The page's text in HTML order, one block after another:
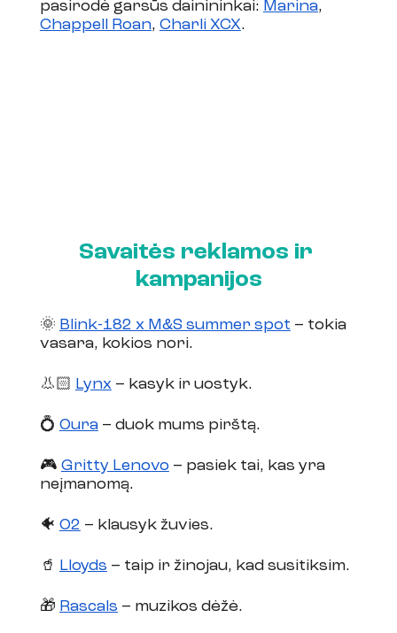
pasirodė garsūs dainininkai: Marina,
Chappell Roan, Charli XCX.
Savaitės reklamos ir
kampanijos
🌞 Blink-182 x M&S summer spot – tokia
vasara, kokios nori.
👃🏻 Lynx – kasyk ir uostyk.
💍 Oura – duok mums pirštą.
🎮 Gritty Lenovo – pasiek tai, kas yra
neįmanomą.
🐠 O2 – klausyk žuvies.
🥤 Lloyds – taip ir žinojau, kad susitiksim.
🎁 Rascals – muzikos dėžė.